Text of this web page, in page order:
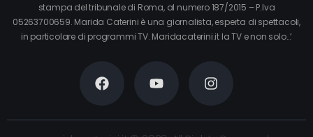
stampa del tribunale di Roma, al numero 187/2015 – P.Iva
05263700659. Marida Caterini è una giornalista, esperta di spettacoli,
in particolare di programmi TV. Maridacaterini.it la TV e non solo…’